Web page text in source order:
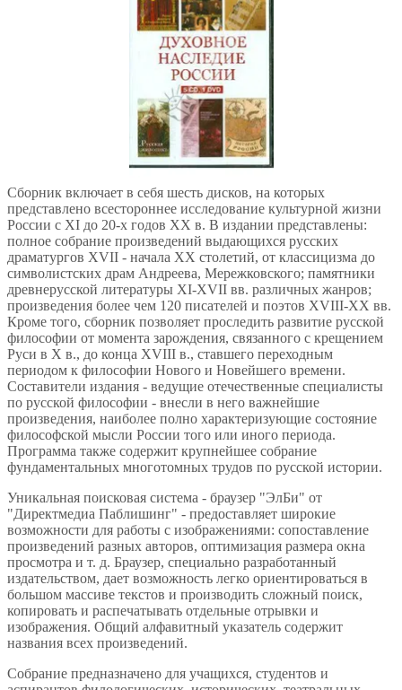
Сборник включает в себя шесть дисков, на которых
представлено всестороннее исследование культурной жизни
России с XI до 20-х годов XX в. В издании представлены:
полное собрание произведений выдающихся русских
драматургов XVII - начала XX столетий, от классицизма до
символистских драм Андреева, Мережковского; памятники
древнерусской литературы XI-XVII вв. различных жанров;
произведения более чем 120 писателей и поэтов XVIII-XX вв.
Кроме того, сборник позволяет проследить развитие русской
философии от момента зарождения, связанного с крещением
Руси в Х в., до конца XVIII в., ставшего переходным
периодом к философии Нового и Новейшего времени.
Составители издания - ведущие отечественные специалисты
по русской философии - внесли в него важнейшие
произведения, наиболее полно характеризующие состояние
философской мысли России того или иного периода.
Программа также содержит крупнейшее собрание
фундаментальных многотомных трудов по русской истории.
Уникальная поисковая система - браузер "ЭлБи" от
"Директмедиа Паблишинг" - предоставляет широкие
возможности для работы с изображениями: сопоставление
произведений разных авторов, оптимизация размера окна
просмотра и т. д. Браузер, специально разработанный
издательством, дает возможность легко ориентироваться в
большом массиве текстов и производить сложный поиск,
копировать и распечатывать отдельные отрывки и
изображения. Общий алфавитный указатель содержит
названия всех произведений.
Собрание предназначено для учащихся, студентов и